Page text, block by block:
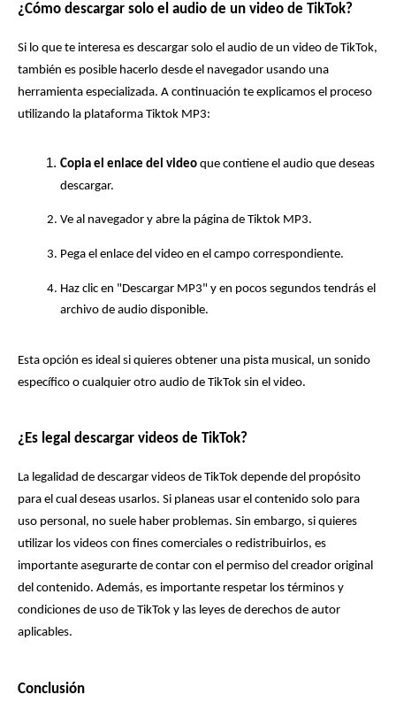
¿Cómo descargar solo el audio de un video de TikTok?
Si lo que te interesa es descargar solo el audio de un video de TikTok,
también es posible hacerlo desde el navegador usando una
herramienta especializada. A continuación te explicamos el proceso
utilizando la plataforma Tiktok MP3:
Copia el enlace del video que contiene el audio que deseas
descargar.
Ve al navegador y abre la página de Tiktok MP3.
Pega el enlace del video en el campo correspondiente.
Haz clic en "Descargar MP3" y en pocos segundos tendrás el
archivo de audio disponible.
Esta opción es ideal si quieres obtener una pista musical, un sonido
específico o cualquier otro audio de TikTok sin el video.
¿Es legal descargar videos de TikTok?
La legalidad de descargar videos de TikTok depende del propósito
para el cual deseas usarlos. Si planeas usar el contenido solo para
uso personal, no suele haber problemas. Sin embargo, si quieres
utilizar los videos con fines comerciales o redistribuirlos, es
importante asegurarte de contar con el permiso del creador original
del contenido. Además, es importante respetar los términos y
condiciones de uso de TikTok y las leyes de derechos de autor
aplicables.
Conclusión